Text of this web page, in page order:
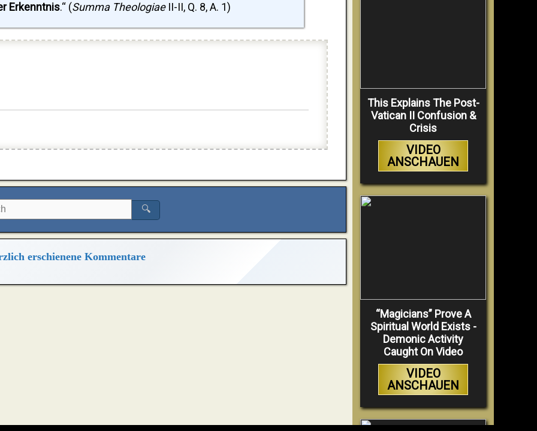
Erkenntnis.“ (Summa Theologiae II-II, Q. 8, A. 1)
🔍
erschienene Kommentare
This Explains The Post-
Vatican II Confusion &
Crisis
VIDEO
ANSCHAUEN
“Magicians” Prove A
Spiritual World Exists -
Demonic Activity
Caught On Video
VIDEO
ANSCHAUEN